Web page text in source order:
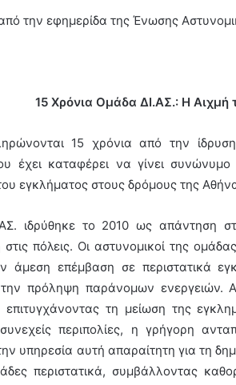
την εφημερίδα της Ένωσης
15 Χρόνια Ομάδα ΔΙ.ΑΣ.: Η
15 χρόνια από την
έχει καταφέρει να γίνει
εγκλήματος στους δρόμους της
ιδρύθηκε το 2010 ως απάντηση
πόλεις. Οι αστυνομικοί της
άμεση επέμβαση σε περιστατικά
πρόληψη παράνομων ενεργειών.
επιτυγχάνοντας τη μείωση της
περιπολίες, η γρήγορη
υπηρεσία αυτή απαραίτητη για τη
περιστατικά, συμβάλλοντας